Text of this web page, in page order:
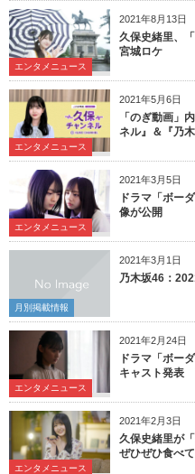
2021年8月13日
エンタメニュース
久保史緒里、
宮城ロケ
2021年5月6日
エンタメニュース
「のぎ動画」
ネル』＆『乃
2021年3月5日
エンタメニュース
ドラマ「ボー
像が公開
2021年3月1日
月別掲載情報
乃木坂46：
2021年2月24日
エンタメニュース
ドラマ「ボー
キャスト発表
2021年2月3日
エンタメニュース
久保史緒里が
ぜひぜひ食べて